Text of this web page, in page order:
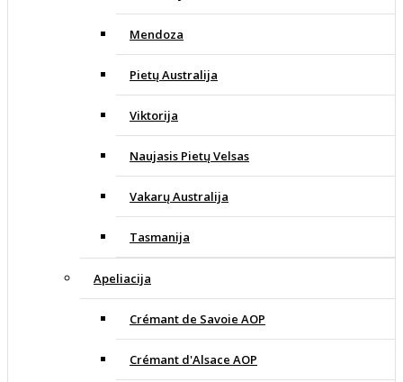
Mendoza
Pietų Australija
Viktorija
Naujasis Pietų Velsas
Vakarų Australija
Tasmanija
Apeliacija
Crémant de Savoie AOP
Crémant d'Alsace AOP